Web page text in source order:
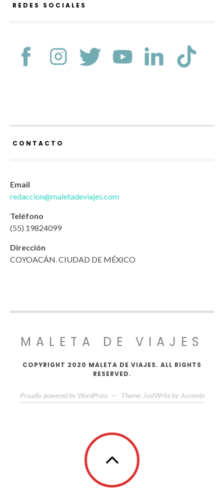
REDES SOCIALES
CONTACTO
Email
redaccion@maletadeviajes.com
Teléfono
(55) 19824099
Dirección
COYOACÁN. CIUDAD DE MÉXICO
MALETA DE VIAJES
COPYRIGHT 2020 MALETA DE VIAJES. ALL RIGHTS
RESERVED.
Proudly powered by WordPress — Theme: JustWrite by Acosmin